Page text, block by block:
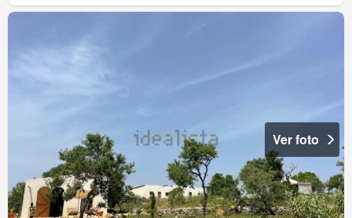
Ver foto